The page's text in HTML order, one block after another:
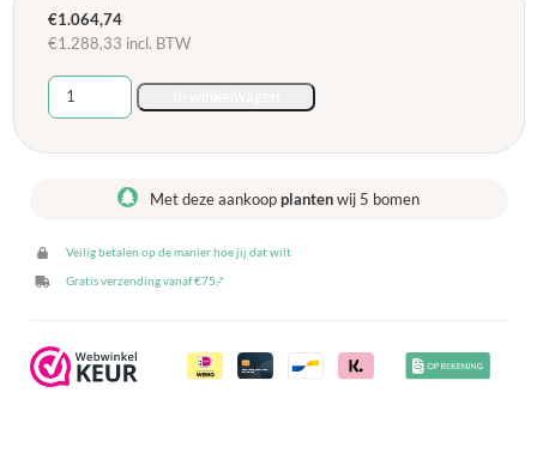
€1.064,74
€1.288,33 incl. BTW
Verrijdbare
lage
met
aantal
Met deze aankoop plantenwij 5 bomen
Veilig betalen op de manier hoe jij dat wilt
Gratis verzending vanaf €75,-*